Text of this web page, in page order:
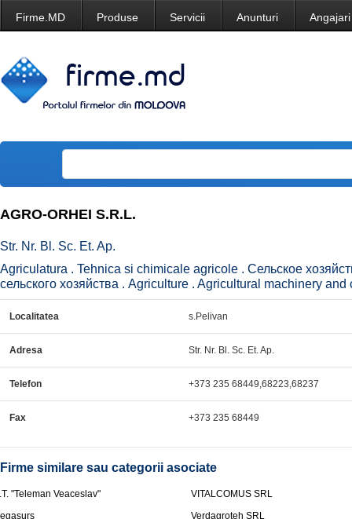
Firme.MD Produse Servicii Anunturi Angajari
AGRO-ORHEI S.R.L.
Str. Nr. Bl. Sc. Et. Ap.
Agriculatura . Tehnica si chimicale agricole . Сельское
сельского хозяйства . Agriculture . Agricultural machinery and
Localitatea s.Pelivan
Adresa Str. Nr. Bl. Sc. Et. Ap.
Telefon +373 235 68449,68223,68237
Fax +373 235 68449
Firme similare sau categorii asociate
"Teleman Veaceslav"
VITALCOMUS SRL
Verdagroteh SRL